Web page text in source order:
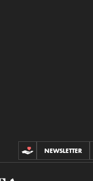
CONTRIBUCIONES
NEWSLETTER